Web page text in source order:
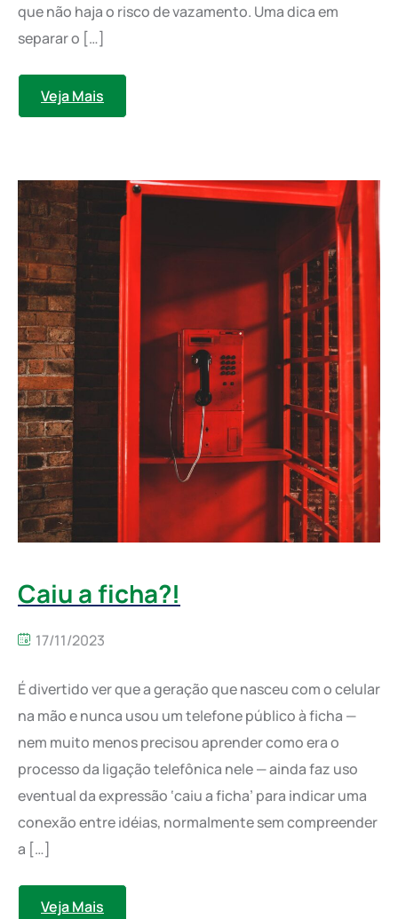
que não haja o risco de vazamento. Uma dica em
separar o […]
Veja Mais
Caiu a ficha?!
17/11/2023
É divertido ver que a geração que nasceu com o celular
na mão e nunca usou um telefone público à ficha —
nem muito menos precisou aprender como era o
processo da ligação telefônica nele — ainda faz uso
eventual da expressão ‘caiu a ficha’ para indicar uma
conexão entre idéias, normalmente sem compreender
a […]
Veja Mais